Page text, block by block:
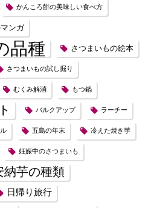
かんころ餅の美味しい食べ方
ンガ
品種 さつまいもの絵本
さつまいもの試し掘り
むくみ解消 もつ鍋
バルクアップ ラーチー
五島の年末 冷えた焼き芋
妊娠中のさつまいも
納芋の種類
日帰り旅行